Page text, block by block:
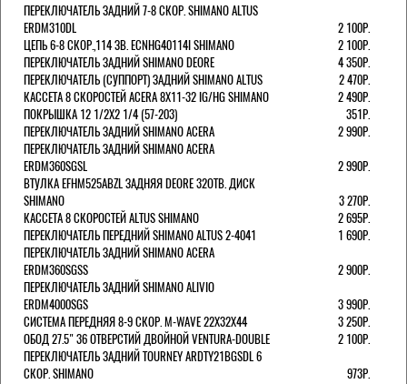
ПЕРЕКЛЮЧАТЕЛЬ ЗАДНИЙ 7-8 СКОР. SHIMANO ALTUS
ERDM310DL
2 100Р.
ЦЕПЬ 6-8 СКОР.,114 ЗВ. ECNHG40114I SHIMANO
2 100Р.
ПЕРЕКЛЮЧАТЕЛЬ ЗАДНИЙ SHIMANO DEORE
4 350Р.
ПЕРЕКЛЮЧАТЕЛЬ (СУППОРТ) ЗАДНИЙ SHIMANO ALTUS
2 470Р.
КАССЕТА 8 СКОРОСТЕЙ ACERA 8Х11-32 IG/HG SHIMANO
2 490Р.
ПОКРЫШКА 12 1/2X2 1/4 (57-203)
351Р.
ПЕРЕКЛЮЧАТЕЛЬ ЗАДНИЙ SHIMANO ACERA
2 990Р.
ПЕРЕКЛЮЧАТЕЛЬ ЗАДНИЙ SHIMANO ACERA
ERDM360SGSL
2 990Р.
ВТУЛКА EFHM525ABZL ЗАДНЯЯ DEORE 32ОТВ. ДИСК
SHIMANO
3 270Р.
КАССЕТА 8 СКОРОСТЕЙ ALTUS SHIMANO
2 695Р.
ПЕРЕКЛЮЧАТЕЛЬ ПЕРЕДНИЙ SHIMANO ALTUS 2-4041
1 690Р.
ПЕРЕКЛЮЧАТЕЛЬ ЗАДНИЙ SHIMANO ACERA
ERDM360SGSS
2 900Р.
ПЕРЕКЛЮЧАТЕЛЬ ЗАДНИЙ SHIMANO ALIVIO
ERDM4000SGS
3 990Р.
СИСТЕМА ПЕРЕДНЯЯ 8-9 СКОР. M-WAVE 22Х32Х44
3 250Р.
ОБОД 27.5" 36 ОТВЕРСТИЙ ДВОЙНОЙ VENTURA-DOUBLE
2 100Р.
ПЕРЕКЛЮЧАТЕЛЬ ЗАДНИЙ TOURNEY ARDTY21BGSDL 6
СКОР. SHIMANO
973Р.